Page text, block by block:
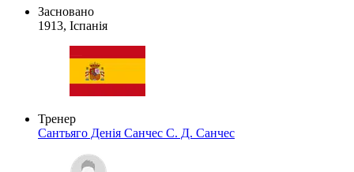
Засновано
1913, Іспанія
Тренер
Сантьяго Денія Санчес С. Д. Санчес